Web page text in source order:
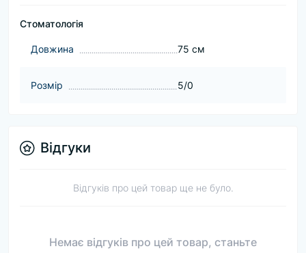
Стоматологія
Довжина 75 см
Розмір 5/0
Відгуки
Відгуків про цей товар ще не було.
Немає відгуків про цей товар, станьте